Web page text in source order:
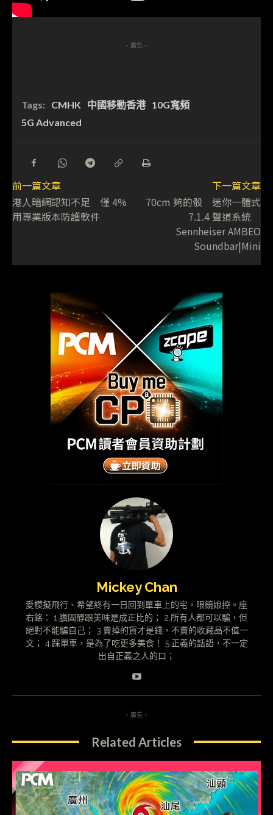
- 廣告 -
Tags: CMHK 中國移動香港 10G寬頻
5G Advanced
前一篇文章
港人暗網認知不足 僅 4%
用專業版本防護軟件
下一篇文章
70cm 夠的骰 迷你一體式
7.1.4 聲道系統
Sennheiser AMBEO
Soundbar|Mini
Mickey Chan
愛模擬飛行、希望終有一日回到單車上的宅，眼鏡娘控。座
右銘： 1.膽固醇跟美味是成正比的； 2.所有人都可以騙，但
絕對不能騙自己； 3.賣掉的貨才是錢，不賣的收藏品不值一
文； 4.踩單車，是為了吃更多美食！ 5.正義的話語，不一定
出自正義之人的口；
- 廣告 -
Related Articles